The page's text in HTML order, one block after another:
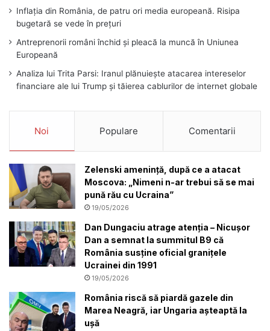
Inflația din România, de patru ori media europeană. Risipa
bugetară se vede în prețuri
Antreprenorii români închid și pleacă la muncă în Uniunea
Europeană
Analiza lui Trita Parsi: Iranul plănuiește atacarea intereselor
financiare ale lui Trump și tăierea cablurilor de internet globale
Noi Populare Comentarii
Zelenski amenință, după ce a atacat
Moscova: „Nimeni n-ar trebui să se mai
pună rău cu Ucraina”
19/05/2026
Dan Dungaciu atrage atenția – Nicușor
Dan a semnat la summitul B9 că
România susține oficial granițele
Ucrainei din 1991
19/05/2026
România riscă să piardă gazele din
Marea Neagră, iar Ungaria așteaptă la
ușă